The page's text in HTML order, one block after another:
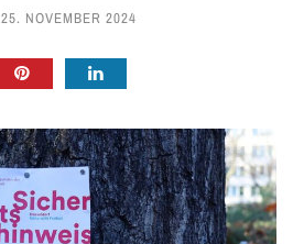
25. NOVEMBER 2024